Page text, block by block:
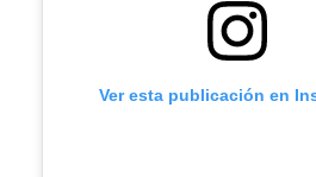
Ver esta publicación en